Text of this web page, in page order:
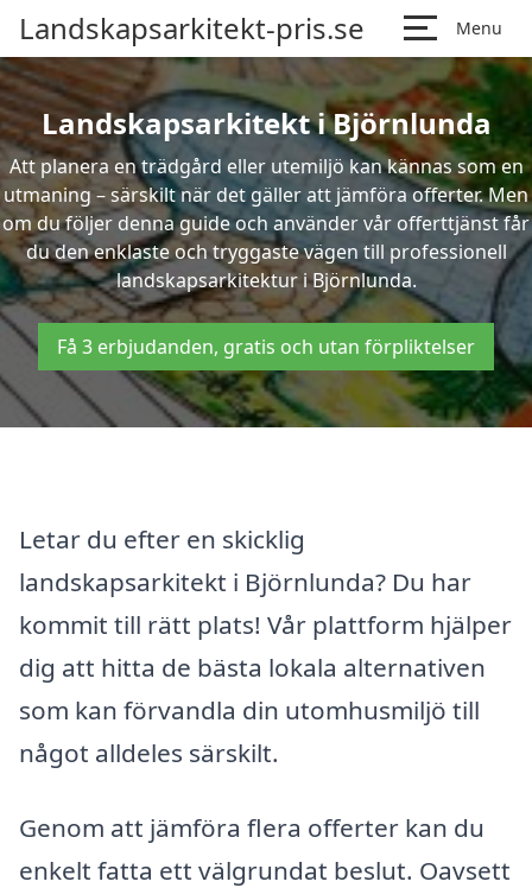
Landskapsarkitekt-pris.se Menu
Landskapsarkitekt i Björnlunda
Att planera en trädgård eller utemiljö kan kännas som en
utmaning – särskilt när det gäller att jämföra offerter. Men
om du följer denna guide och använder vår offerttjänst får
du den enklaste och tryggaste vägen till professionell
landskapsarkitektur i Björnlunda.
Få 3 erbjudanden, gratis och utan förpliktelser
Letar du efter en skicklig
landskapsarkitekt i Björnlunda? Du har
kommit till rätt plats! Vår plattform hjälper
dig att hitta de bästa lokala alternativen
som kan förvandla din utomhusmiljö till
något alldeles särskilt.
Genom att jämföra flera offerter kan du
enkelt fatta ett välgrundat beslut. Oavsett